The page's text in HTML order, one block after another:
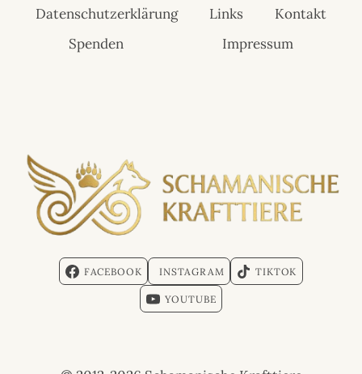
Datenschutzerklärung
Links
Kontakt
Spenden
Impressum
FACEBOOK INSTAGRAM TIKTOK
YOUTUBE